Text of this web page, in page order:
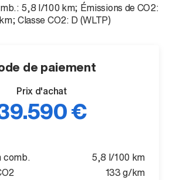
5,8 l/100 km; Émissions de CO2:
Classe CO2: D (WLTP)
de paiement
Prix d'achat
€
comb.
5,8 l/100 km
133 g/km